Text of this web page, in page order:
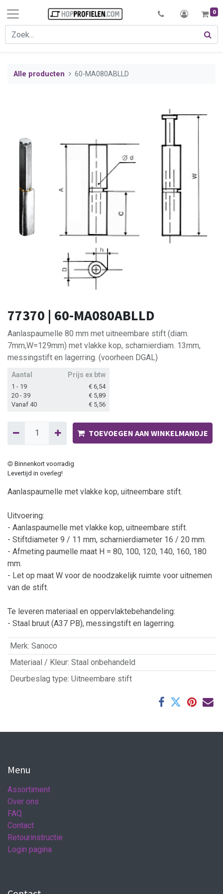
0
Alle producten 60-MA080ABLLD
77370 | 60-MA080ABLLD
Aanlaspaumelle 80 mm met uitneembare stift (diam.
7mm,W=129mm) met vlakke kop, scharnierdiam. 13mm,
messingstift en lagerring. (voorheen DGAL)
Aantal Prijs ex btw
1 - 19 € 6,54
20 - 39
€ 5,89
Vanaf 40
€ 5,56
TOEVOEGEN AAN WINKELMANDJE
Binnenkort voorradig
Levertijd in overleg!
Aanlaspaumelle met vlakke kop, uitneembare stift.
Uitvoering:
- Aanlaspaumelle met vlakke kop, uitneembare stift.
- Stiftdiameter 9 / 11 mm, scharnierdiameter 16 / 20 mm.
- Afmeting paumelle maat H = 80, 100, 120, 140, 160, 180
mm.
- Let op maat W voor de noodzakelijk ruimte voor uitnemen
van de stift.
Te leveren materiaal en oppervlaktebehandeling:
- Staal bruut (A37 PB), messingstift en lagerring.
Merk: Sanoco
Materiaal / Kleur: Staal onbehandeld
Deurbeslag type: Uitneembare stift
Menu
Assortiment
Over ons
FAQ
Contact
Retourinstructie
Login pagina